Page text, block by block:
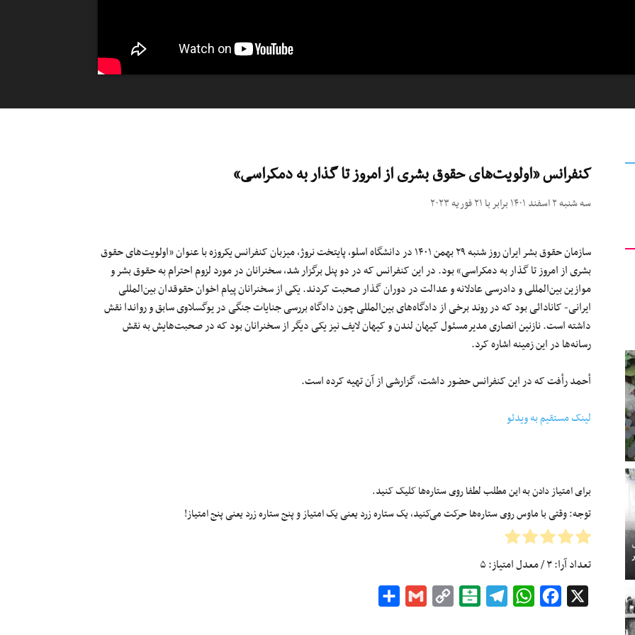
کنفرانس «اولویت‌های حقوق بشری از امروز تا گذار به دمکراسی»
سه شنبه ۲ اسفند ۱۴۰۱ برابر با ۲۱ فوریه ۲۰۲۳
سازمان حقوق بشر ایران روز شنبه ۲۹ بهمن ۱۴۰۱ در دانشگاه اسلو، پایتخت نروژ، میزبان کنفرانس یکروزه با عنوان «اولویت‌های حقوق
بشری از امروز تا گذار به دمکراسی» بود. در این کنفرانس که در دو پنل برگزار شد، سخنرانان در مورد لزوم احترام به حقوق بشر و
موازین بین‌المللی و دادرسی عادلانه و عدالت در دوران گذار صحبت کردند. یکی از سخنرانان پیام اخوان حقوقدان بین‌المللی
ایرانی- کانادائی بود که در روند برخی از دادگاه‌های بین‌المللی چون دادگاه بررسی جنایات جنگی در یوگسلاوی سابق و رواندا نقش
داشته است. نازنین انصاری مدیرمسئول کیهان لندن و کیهان لایف نیز یکی دیگر از سخنرانان بود که در صحبت‌هایش به نقش
رسانه‌ها در این زمینه اشاره کرد.
أحمد رأفت که در این کنفرانس حضور داشت، گزارشی از آن تهیه کرده است.
لینک مستقیم به ویدئو
برای امتیاز دادن به این مطلب لطفا روی ستاره‌ها کلیک کنید.
توجه: وقتی با ماوس روی ستاره‌ها حرکت می‌کنید، یک ستاره زرد یعنی یک امتیاز و پنج ستاره زرد یعنی پنج امتیاز!
تعداد آرا:۳/ معدل امتیاز:۵
Facebook
WhatsApp
Telegram
Balatarin
Copy
Gmail